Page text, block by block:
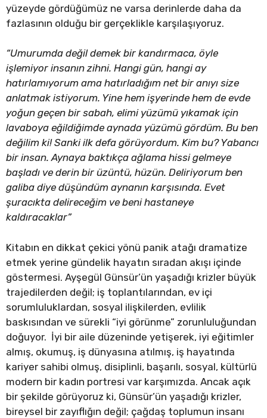
yüzeyde gördüğümüz ne varsa derinlerde daha da
fazlasının olduğu bir gerçeklikle karşılaşıyoruz.
“Umurumda değil demek bir kandırmaca, öyle
işlemiyor insanın zihni. Hangi gün, hangi ay
hatırlamıyorum ama hatırladığım net bir anıyı size
anlatmak istiyorum. Yine hem işyerinde hem de evde
yoğun geçen bir sabah, elimi yüzümü yıkamak için
lavaboya eğildiğimde aynada yüzümü gördüm. Bu ben
değilim ki! Sanki ilk defa görüyordum. Kim bu? Yabancı
bir insan. Aynaya baktıkça ağlama hissi gelmeye
başladı ve derin bir üzüntü, hüzün. Deliriyorum ben
galiba diye düşündüm aynanın karşısında. Evet
şuracıkta delireceğim ve beni hastaneye
kaldıracaklar”
Kitabın en dikkat çekici yönü panik atağı dramatize
etmek yerine gündelik hayatın sıradan akışı içinde
göstermesi. Ayşegül Günsür’ün yaşadığı krizler büyük
trajedilerden değil; iş toplantılarından, ev içi
sorumluluklardan, sosyal ilişkilerden, evlilik
baskısından ve sürekli “iyi görünme” zorunluluğundan
doğuyor. İyi bir aile düzeninde yetişerek, iyi eğitimler
almış, okumuş, iş dünyasına atılmış, iş hayatında
kariyer sahibi olmuş, disiplinli, başarılı, sosyal, kültürlü
modern bir kadın portresi var karşımızda. Ancak açık
bir şekilde görüyoruz ki, Günsür’ün yaşadığı krizler,
bireysel bir zayıflığın değil; çağdaş toplumun insanı